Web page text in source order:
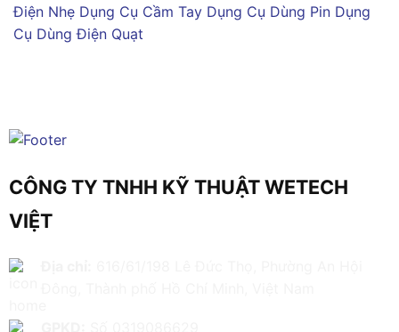
Điện Nhẹ Dụng Cụ Cầm Tay Dụng Cụ Dùng Pin Dụng
Cụ Dùng Điện Quạt
CÔNG TY TNHH KỸ THUẬT WETECH
VIỆT